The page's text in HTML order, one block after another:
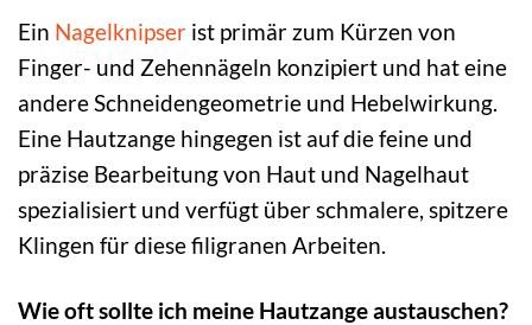
Ein Nagelknipser ist primär zum Kürzen von
Finger- und Zehennägeln konzipiert und hat eine
andere Schneidengeometrie und Hebelwirkung.
Eine Hautzange hingegen ist auf die feine und
präzise Bearbeitung von Haut und Nagelhaut
spezialisiert und verfügt über schmalere, spitzere
Klingen für diese filigranen Arbeiten.
Wie oft sollte ich meine Hautzange austauschen?